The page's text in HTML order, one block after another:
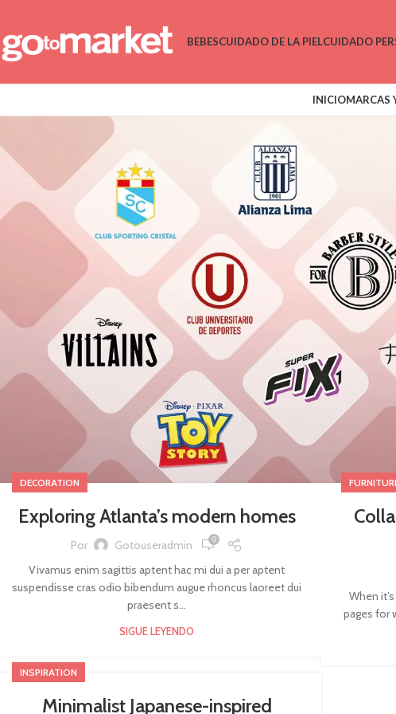
BEBESCUIDADO DE LA PIELCUIDADO
INICIOMARCAS
DECORATION
Exploring Atlanta’s modern homes
Por Gotouseradmin 0
Vivamus enim sagittis aptent hac mi dui a per aptent
suspendisse cras odio bibendum augue rhoncus laoreet dui
praesent s...
SIGUE LEYENDO
When
pages for
INSPIRATION
Minimalist Japanese-inspired